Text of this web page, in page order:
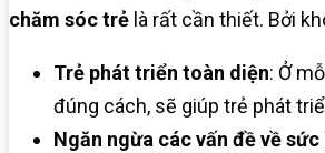
chăm sóc trẻ là rất cần thiết. Bởi
Trẻ phát triển toàn diện: Ở
đúng cách, sẽ giúp trẻ phát
Ngăn ngừa các vấn đề về sức